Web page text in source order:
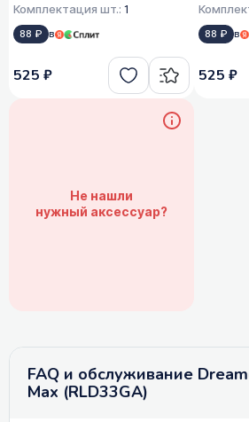
Комплектация шт.: 1
88 ₽ в
525 ₽
88 ₽ в
525 ₽
Не нашли
нужный аксессуар?
FAQ и обслуживание
Max (RLD33GA)